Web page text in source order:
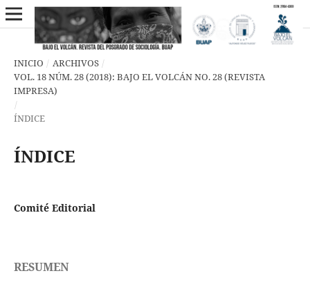
INICIO / ARCHIVOS /
VOL. 18 NÚM. 28 (2018): BAJO EL VOLCÁN NO. 28 (REVISTA
IMPRESA)
/
ÍNDICE
ÍNDICE
Comité Editorial
RESUMEN